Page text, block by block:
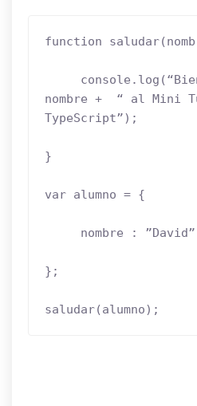
function
nombre +  “ al Mini
TypeScript”);
}
var alumno = {
nombre : ”David”
};
saludar(alumno);